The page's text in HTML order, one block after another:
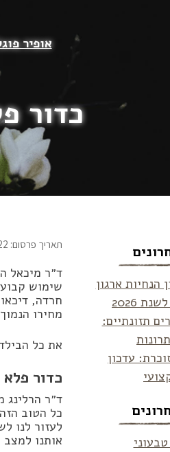
אופיר
כדור
תאריך פרסום: 22 במאי 2026
ד״ר מיכאל
שימוש
חרדה,
מחירו
את כל
כדור
ד״ר הרלינג
כל הטוב
לעזור לנו
אותנו
הנחיות ארגון
2026
תזונתיים:
עדכון